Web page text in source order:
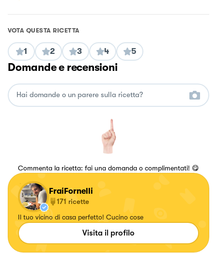
VOTA QUESTA RICETTA
1 2 3 4 5
Domande e recensioni
Commenta la ricetta: fai una domanda o complimentati! 😋
FraiFornelli
171 ricette
Il tuo vicino di casa perfetto! Cucino cose
Visita il profilo